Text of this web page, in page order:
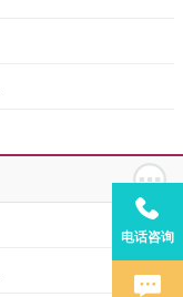
电话咨询